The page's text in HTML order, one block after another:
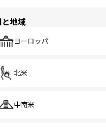
と地域
ヨーロッパ
北米
中南米